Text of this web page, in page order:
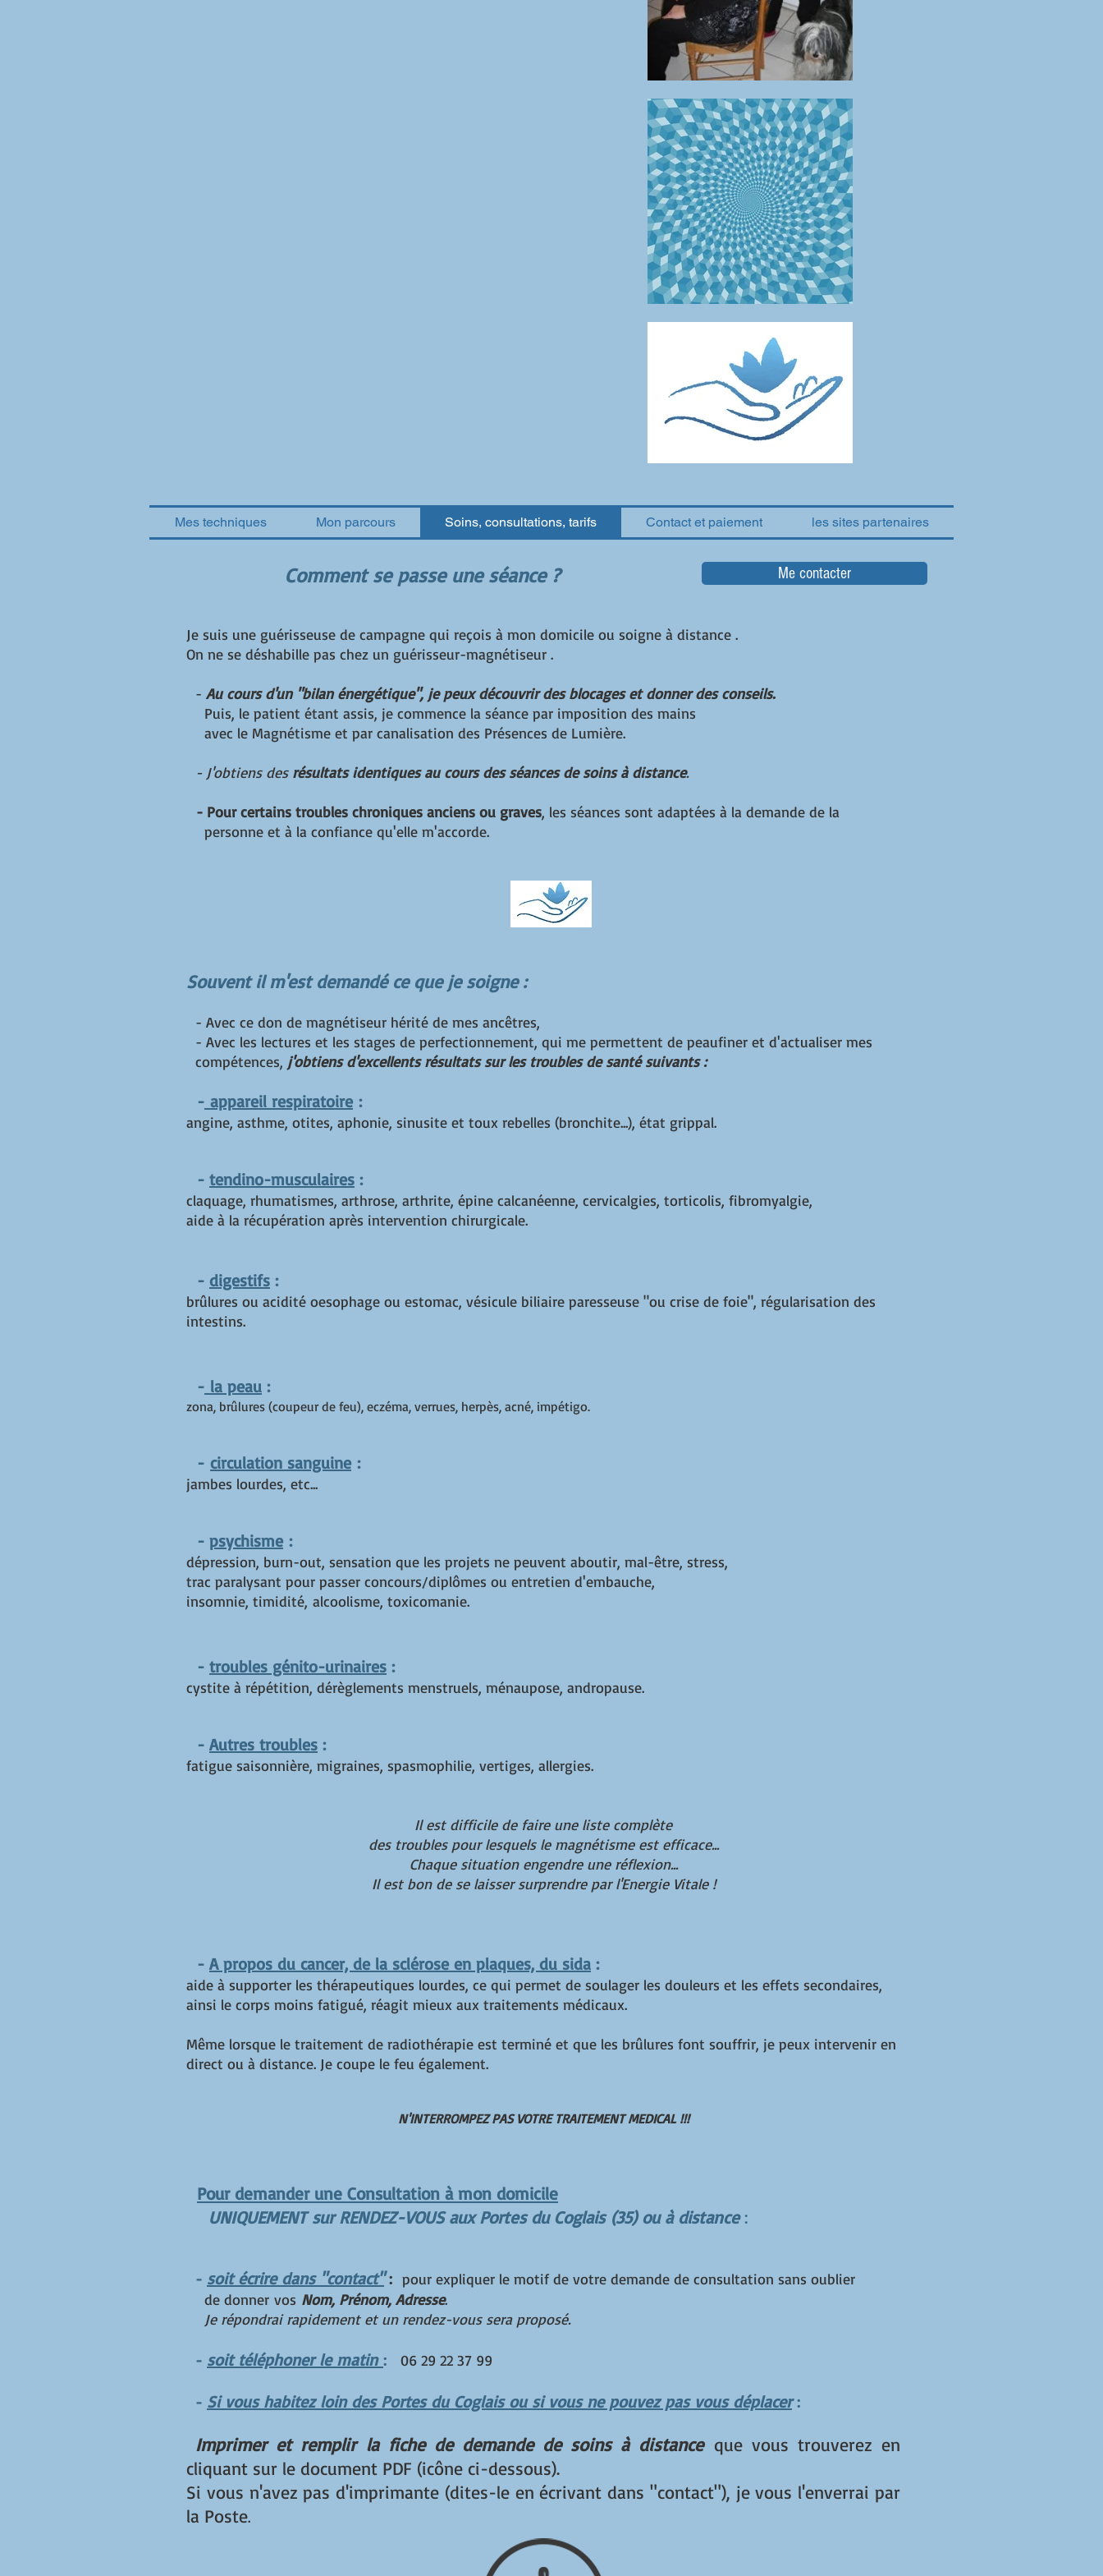
Mes techniques Mon parcours Soins, consultations, tarifs Contact et paiement les sites partenaires
Comment se passe une séance ? Me contacter
Je suis une guérisseuse de campagne qui reçois à mon domicile ou soigne à distance .
On ne se déshabille pas chez un guérisseur-magnétiseur .
- Au cours d'un "bilan énergétique", je peux découvrir des blocages et donner des conseils.
Puis, le patient étant assis, je commence la séance par imposition des mains
avec le Magnétisme et par canalisation des Présences de Lumière.
- J'obtiens desrésultats identiques au cours des séances de soins à distance.
- Pour certains troubles chroniques anciens ou graves, les séances sont adaptées à la demande de la
personne et à la confiance qu'elle m'accorde.
Souvent il m'est demandé ce que je soigne :
- Avec ce don de magnétiseur hérité de mes ancêtres,
- Avec les lectures et les stages de perfectionnement, qui me permettent de peaufiner et d'actualiser mes
compétences, j'obtiens d'excellents résultats sur les troubles de santé suivants :
- appareil respiratoire :
angine, asthme, otites, aphonie, sinusite et toux rebelles (bronchite...), état grippal.
- tendino-musculaires :
claquage, rhumatismes, arthrose, arthrite, épine calcanéenne, cervicalgies, torticolis, fibromyalgie,
aide à la récupération après intervention chirurgicale.
- digestifs :
brûlures ou acidité oesophage ou estomac, vésicule biliaire paresseuse "ou crise de foie", régularisation des
intestins.
- la peau :
zona, brûlures (coupeur de feu), eczéma, verrues, herpès, acné, impétigo.
- circulation sanguine :
jambes lourdes, etc...
- psychisme :
dépression, burn-out, sensation que les projets ne peuvent aboutir, mal-être, stress,
trac paralysant pour passer concours/diplômes ou entretien d'embauche,
insomnie, timidité, alcoolisme, toxicomanie.
- troubles génito-urinaires :
cystite à répétition, dérèglements menstruels, ménaupose, andropause.
- Autres troubles :
fatigue saisonnière, migraines, spasmophilie, vertiges, allergies.
Il est difficile de faire une liste complète
des troubles pour lesquels le magnétisme est efficace...
Chaque situation engendre une réflexion...
Il est bon de se laisser surprendre par l'Energie Vitale !
- A propos du cancer, de la sclérose en plaques, du sida :
aide à supporter les thérapeutiques lourdes, ce qui permet de soulager les douleurs et les effets secondaires,
ainsi le corps moins fatigué, réagit mieux aux traitements médicaux.
Même lorsque le traitement de radiothérapie est terminé et que les brûlures font souffrir, je peux intervenir en
direct ou à distance. Je coupe le feu également.
N'INTERROMPEZ PAS VOTRE TRAITEMENT MEDICAL !!!
Pour demander une Consultation à mon domicile
UNIQUEMENTsur RENDEZ-VOUS aux Portes du Coglais(35) ou à distance:
- soit écrire dans "contact" : pour expliquer le motif de votre demande de consultation sans oublier
de donner vos Nom, Prénom, Adresse.
Je répondrai rapidement et un rendez-vous sera proposé.
- soit téléphoner le matin : 06 29 22 37 99
- Si vous habitez loin des Portes du Coglais ou si vous ne pouvez pas vous déplacer:
Imprimer et remplir la fiche de demande de soins à distanceque vous trouverez en
cliquant sur le document PDF (icône ci-dessous).
Si vous n'avez pas d'imprimante (dites-le en écrivant dans "contact"), je vous l'enverrai par
la Poste.